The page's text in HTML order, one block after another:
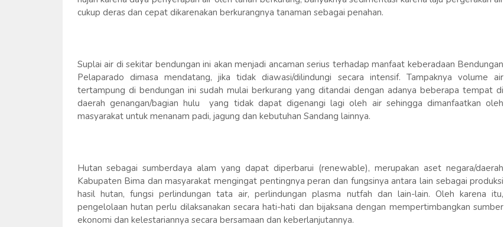
cukup deras dan cepat dikarenakan berkurangnya tanaman sebagai penahan.
Suplai air di sekitar bendungan ini akan menjadi ancaman serius terhadap manfaat keberadaan Bendungan
Pelaparado dimasa mendatang, jika tidak diawasi/dilindungi secara intensif. Tampaknya volume air
tertampung di bendungan ini sudah mulai berkurang yang ditandai dengan adanya beberapa tempat di
daerah genangan/bagian hulu yang tidak dapat digenangi lagi oleh air sehingga dimanfaatkan oleh
masyarakat untuk menanam padi, jagung dan kebutuhan Sandang lainnya.
Hutan sebagai sumberdaya alam yang dapat diperbarui (renewable), merupakan aset negara/daerah
Kabupaten Bima dan masyarakat mengingat pentingnya peran dan fungsinya antara lain sebagai produksi
hasil hutan, fungsi perlindungan tata air, perlindungan plasma nutfah dan lain-lain. Oleh karena itu,
pengelolaan hutan perlu dilaksanakan secara hati-hati dan bijaksana dengan mempertimbangkan sumber
ekonomi dan kelestariannya secara bersamaan dan keberlanjutannya.